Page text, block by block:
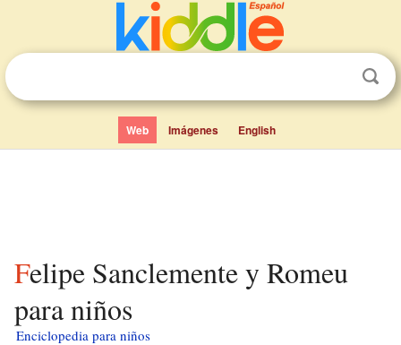
Web Imágenes English
Felipe Sanclemente y Romeu
para niños
Enciclopedia para niños